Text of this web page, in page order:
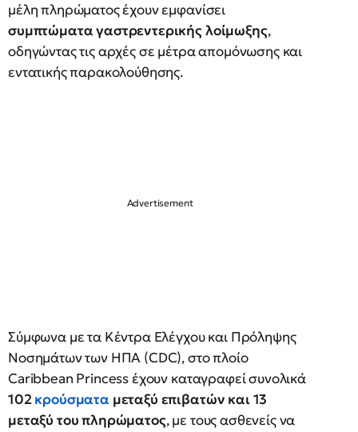
μέλη πληρώματος έχουν εμφανίσει
συμπτώματα γαστρεντερικής λοίμωξης,
οδηγώντας τις αρχές σε μέτρα απομόνωσης και
εντατικής παρακολούθησης.
Σύμφωνα με τα Κέντρα Ελέγχου και Πρόληψης
Νοσημάτων των ΗΠΑ (CDC), στο πλοίο
Caribbean Princess έχουν καταγραφεί συνολικά
102κρούσματα μεταξύ επιβατών και 13
μεταξύ του πληρώματος, με τους ασθενείς να